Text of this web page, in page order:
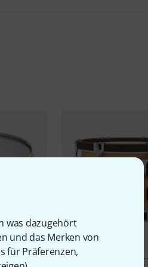
was dazugehört
und das Merken von
für Präferenzen,
PDP 12"x08"